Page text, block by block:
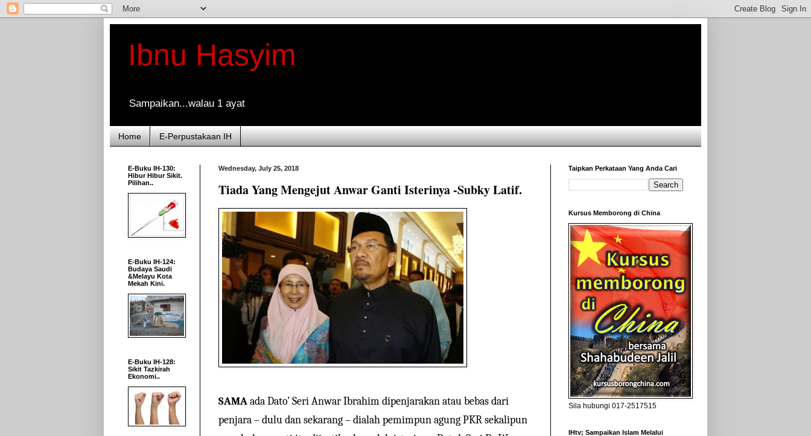
Ibnu Hasyim
Sampaikan...walau 1 ayat
Home E-Perpustakaan IH
Wednesday, July 25, 2018
Tiada Yang Mengejut Anwar Ganti Isterinya -Subky Latif.
SAMAada Dato’ Seri Anwar Ibrahim dipenjarakan atau bebas dari
penjara – dulu dan sekarang – dialah pemimpun agung PKR sekalipun
E-Buku IH-130:
Hibur Hibur Sikit.
Pilihan..
E-Buku IH-124:
Budaya Saudi
&Melayu Kota
Mekah Kini.
E-Buku IH-128:
Sikit Tazkirah
Ekonomi..
Taipkan Perkataan Yang Anda Cari
Kursus Memborong di China
Sila hubungi 017-2517515
IHtv; Sampaikan Islam Melalui